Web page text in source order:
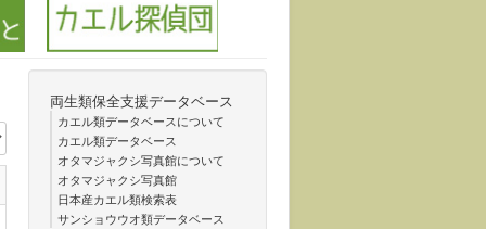
両生類保全支援データベース
カエル類データベースについて
カエル類データベース
オタマジャクシ写真館について
オタマジャクシ写真館
日本産カエル類検索表
サンショウウオ類データベース